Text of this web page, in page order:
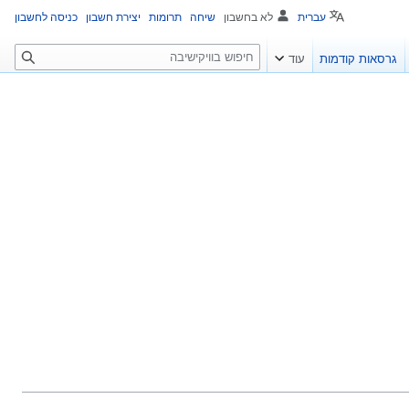
עברית לא בחשבון שיחה תרומות יצירת חשבון כניסה לחשבון
גרסאות קודמות עוד
ח
י